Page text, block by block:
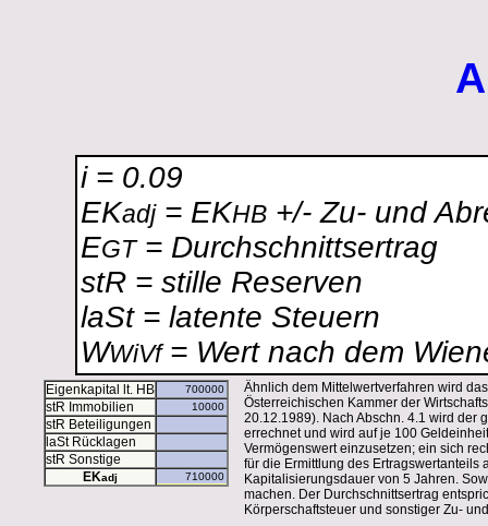
i = 0.09
EKadj= EKHB +/- Zu- und
EGT= Durchschnittsertrag
stR = stille Reserven
laSt = latente Steuern
WWiVf= Wert nach dem
Eigenkapital lt. HB
stR Immobilien
stR Beteiligungen
laSt Rücklagen
stR Sonstige
EKadj
Ähnlich dem Mittelwertverfahren wird
Österreichischen Kammer der
20.12.1989). Nach Abschn. 4.1 wird der
errechnet und wird auf je 100
Vermögenswert einzusetzen; ein sich
für die Ermittlung des Ertragswertanteils
Kapitalisierungsdauer von 5 Jahren.
machen. Der Durchschnittsertrag
Körperschaftsteuer und sonstiger Zu-